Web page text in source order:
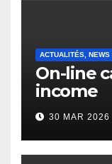
ACTUALITÉS,
On-line
income
30 MAR 2026